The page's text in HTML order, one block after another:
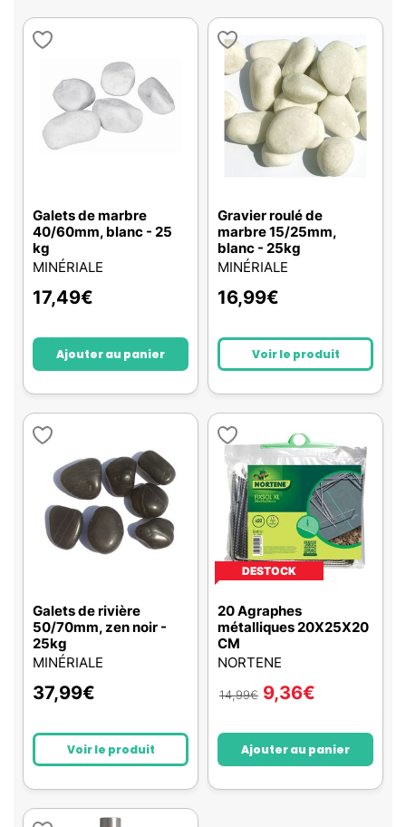
Galets de marbre
40/60mm, blanc - 25
kg
MINÉRIALE
17,49€
Ajouter au panier
Gravier roulé de
marbre 15/25mm,
blanc - 25kg
MINÉRIALE
16,99€
Voir le produit
Galets de rivière
50/70mm, zen noir -
25kg
MINÉRIALE
37,99€
Voir le produit
DESTOCK
20 Agraphes
métalliques 20X25X20
CM
NORTENE
14,99€ 9,36€
Ajouter au panier